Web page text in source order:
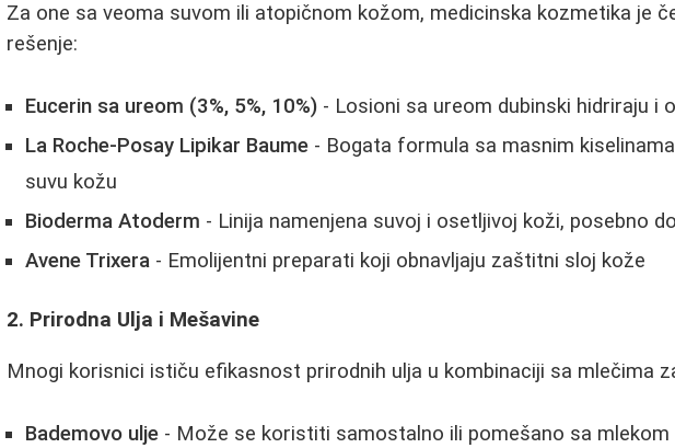
Za one sa veoma suvom ili atopičnom kožom, medicinska kozmetika je
rešenje:
Eucerin sa ureom (3%, 5%, 10%) - Losioni sa ureom dubinski hidriraju i
La Roche-Posay Lipikar Baume - Bogata formula sa masnim
suvu kožu
Bioderma Atoderm - Linija namenjena suvoj i osetljivoj koži, posebno
Avene Trixera - Emolijentni preparati koji obnavljaju zaštitni sloj kože
2. Prirodna Ulja i Mešavine
Mnogi korisnici ističu efikasnost prirodnih ulja u kombinaciji sa mlečima
Bademovo ulje - Može se koristiti samostalno ili pomešano sa mlekom